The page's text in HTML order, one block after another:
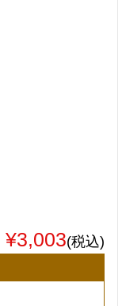
¥3,003(税込)